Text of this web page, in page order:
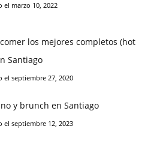
el marzo 10, 2022
los mejores completos (hot
Santiago
el septiembre 27, 2020
y brunch en Santiago
el septiembre 12, 2023